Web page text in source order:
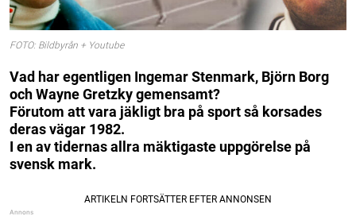
FOTO: Bildbyrån + Youtube
Vad har egentligen Ingemar Stenmark, Björn Borg
och Wayne Gretzky gemensamt?
Förutom att vara jäkligt bra på sport så korsades
deras vägar 1982.
I en av tidernas allra mäktigaste uppgörelse på
svensk mark.